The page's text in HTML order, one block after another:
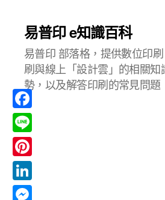
易普印 e知識百科
易普印 部落格，提供數位印
刷與線上「設計雲」的相關知
勢，以及解答印刷的常見問題
F
a
c
e
b
L
i
n
P
iL